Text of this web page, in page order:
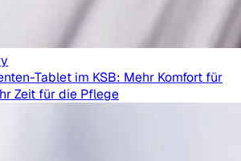
Tablet im KSB: Mehr Komfort für
Zeit für die Pflege